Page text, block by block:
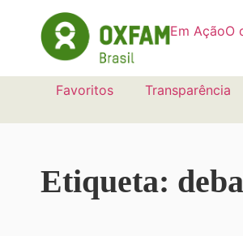
Em AçãoO
Favoritos Transparência
Etiqueta: